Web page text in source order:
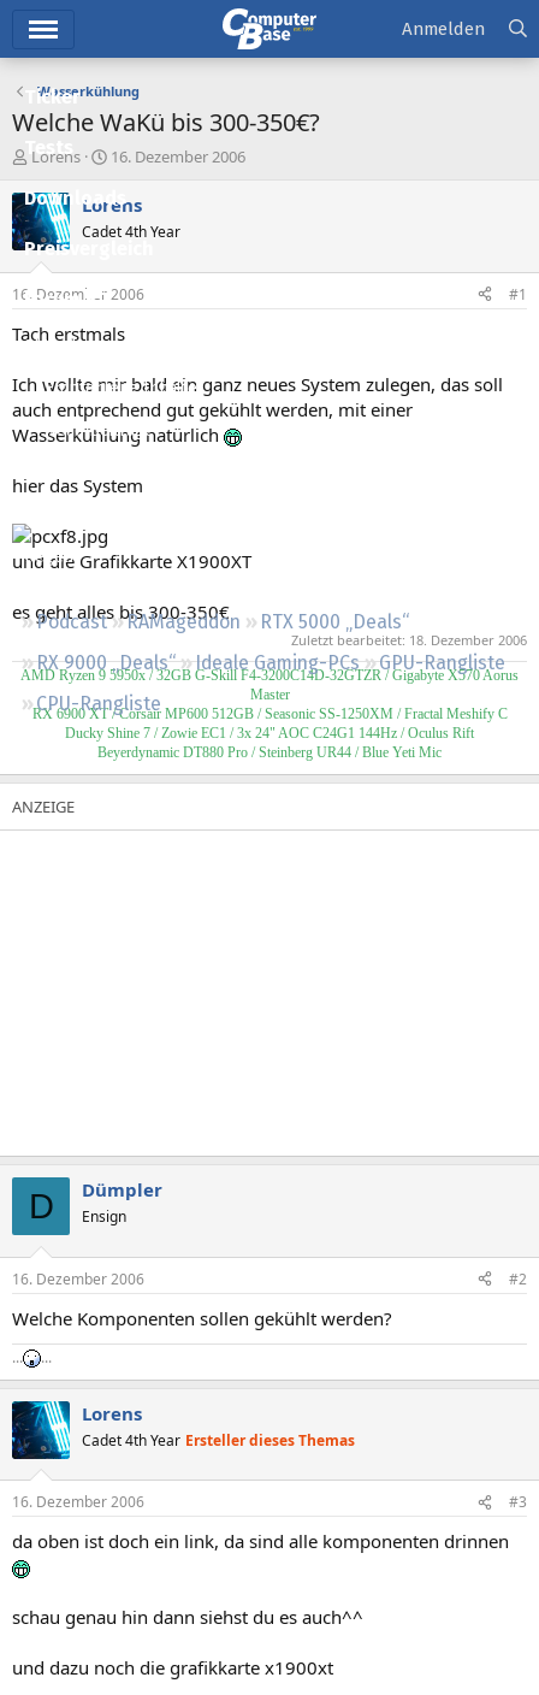
Ticker
Tests
Downloads
Preisvergleich
Forum
Aktuelles
Empfohlene Inhalte
Neue Beiträge
Regeln
Podcast RAMageddon
RTX 5000 „Deals“
RX 9000 „Deals“
Ideale Gaming-PCs
GPU-Rangliste
CPU-Rangliste
Anmelden
Wasserkühlung
Welche WaKü bis 300-350€?
E
s
t
e
e
r
Lorens
E
s
e
l
t
a
16. Dezember 2006
Lorens
Cadet 4th Year
16. Dezember 2006 #1
Tach erstmals
Ich wollte mir bald ein ganz neues System zulegen, das soll
auch entprechend gut gekühlt werden, mit einer
Wasserkühlung natürlich
hier das System
und die Grafikkarte X1900XT
es geht alles bis 300-350€
Zuletzt bearbeitet: 18. Dezember 2006
AMD Ryzen 9 5950x / 32GB G-Skill F4-3200C14D-32GTZR / Gigabyte X570 Aorus
Master
RX 6900 XT / Corsair MP600 512GB / Seasonic SS-1250XM / Fractal Meshify C
Ducky Shine 7 / Zowie EC1 / 3x 24" AOC C24G1 144Hz / Oculus Rift
Beyerdynamic DT880 Pro / Steinberg UR44 / Blue Yeti Mic
D Dümpler
Ensign
16. Dezember 2006 #2
Welche Komponenten sollen gekühlt werden?
... ...
Lorens
Cadet 4th Year Ersteller dieses Themas
16. Dezember 2006 #3
da oben ist doch ein link, da sind alle komponenten drinnen
schau genau hin dann siehst du es auch^^
und dazu noch die grafikkarte x1900xt